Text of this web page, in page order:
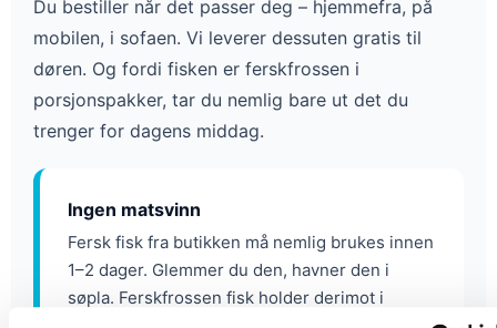
Du bestiller når det passer deg – hjemmefra, på
mobilen, i sofaen. Vi leverer dessuten gratis til
døren. Og fordi fisken er ferskfrossen i
porsjonspakker, tar du nemlig bare ut det du
trenger for dagens middag.
Ingen matsvinn
Fersk fisk fra butikken må nemlig brukes innen
1–2 dager. Glemmer du den, havner den i
søpla. Ferskfrossen fisk holder derimot i